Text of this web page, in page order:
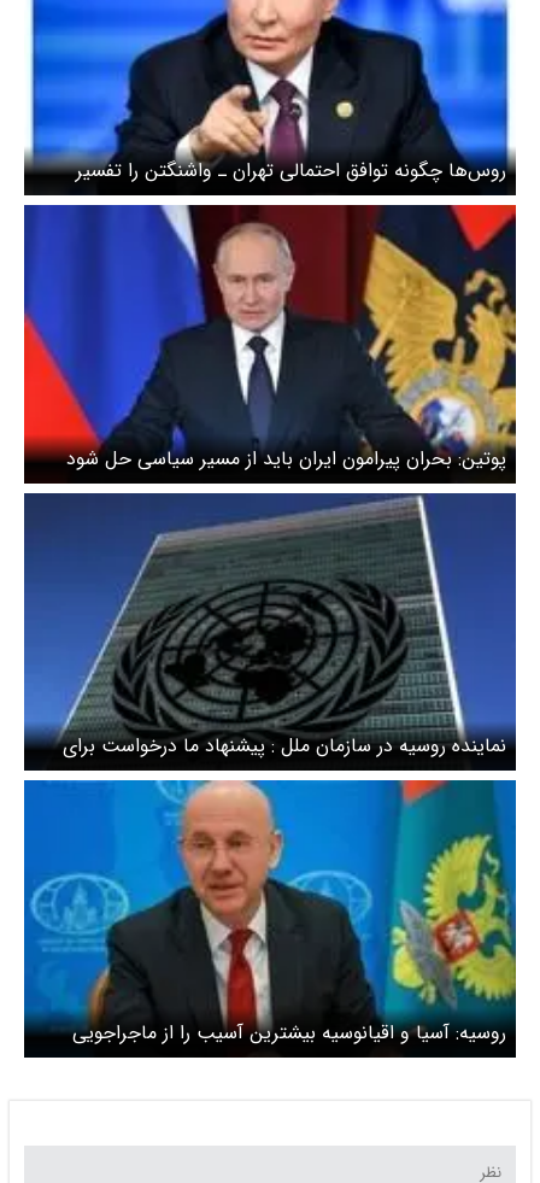
روس‌ها چگونه توافق احتمالی تهران ـ واشنگتن را تفسیر
می‌کنند؟
پوتین: بحران پیرامون ایران باید از مسیر سیاسی حل شود
نماینده روسیه در سازمان ملل : پیشنهاد ما درخواست‌ برای
پایان دادن به جنگ،و حل اختلافات در مذاکره است/ قاطعانه
پیش نویس جدید بحرین و آمریکا را رد می‌کنیم
روسیه: آسیا و اقیانوسیه بیشترین آسیب را از ماجراجویی
آمریکا دید